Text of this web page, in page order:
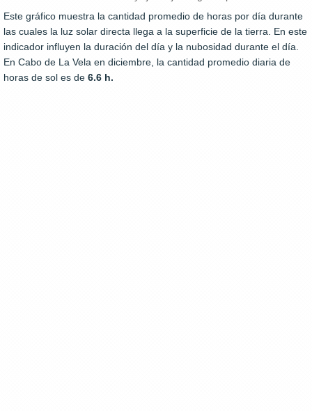
Este gráfico muestra la cantidad promedio de horas por día durante
las cuales la luz solar directa llega a la superficie de la tierra. En este
indicador influyen la duración del día y la nubosidad durante el día.
En Cabo de La Vela en diciembre, la cantidad promedio diaria de
horas de sol es de 6.6 h.